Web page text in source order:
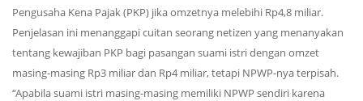
Pengusaha Kena Pajak (PKP) jika omzetnya melebihi Rp4,8 miliar.
Penjelasan ini menanggapi cuitan seorang netizen yang menanyakan
tentang kewajiban PKP bagi pasangan suami istri dengan omzet
masing-masing Rp3 miliar dan Rp4 miliar, tetapi NPWP-nya terpisah.
“Apabila suami istri masing-masing memiliki NPWP sendiri karena